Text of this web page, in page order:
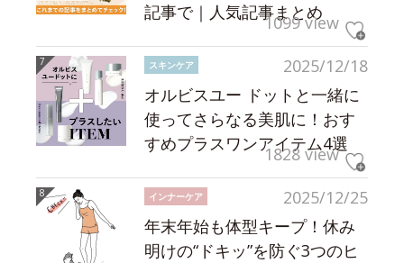
記事で｜人気記事まとめ
1099 view
2025/12/18
スキンケア
オルビスユー ドットと一緒に
使ってさらなる美肌に！おす
すめプラスワンアイテム4選
1828 view
2025/12/25
インナーケア
年末年始も体型キープ！休み
明けの“ドキッ”を防ぐ3つのヒ